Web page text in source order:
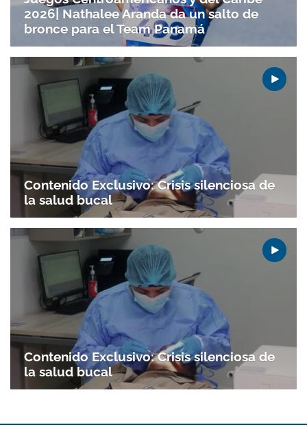
2026| Nathalee Aranda da un salto de
bronce para el Team Panamá
Contenido Exclusivo: Crisis silenciosa de
la salud bucal
Contenido Exclusivo: Crisis silenciosa de
la salud bucal